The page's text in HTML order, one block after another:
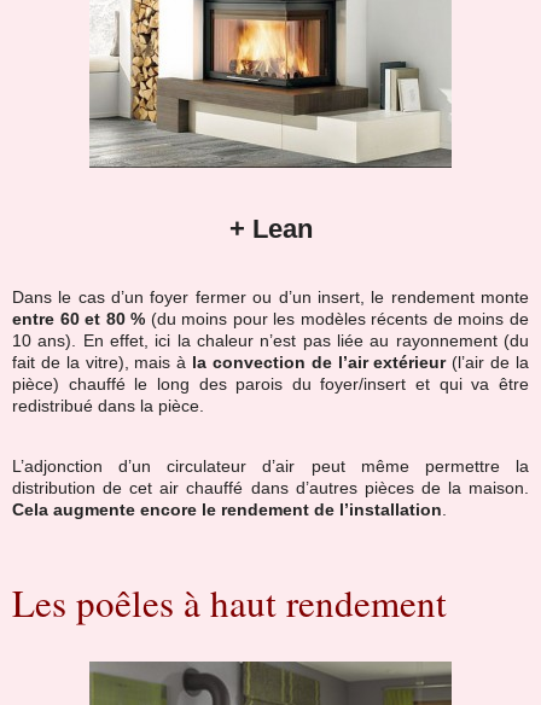
+ Lean
Dans le cas d’un foyer fermer ou d’un insert, le rendement monte
entre 60 et 80 % (du moins pour les modèles récents de moins de
10 ans). En effet, ici la chaleur n’est pas liée au rayonnement (du
fait de la vitre), mais à la convection de l’air extérieur(l’air de la
pièce) chauffé le long des parois du foyer/insert et qui va être
redistribué dans la pièce.
L’adjonction d’un circulateur d’air peut même permettre la
distribution de cet air chauffé dans d’autres pièces de la maison.
Cela augmente encore le rendement de l’installation
Les poêles à haut rendement